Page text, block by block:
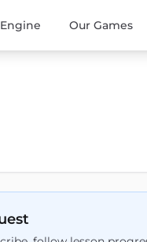
Our Games